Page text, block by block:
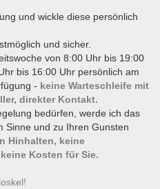
und wickle diese persönlich
und sicher.
von 8:00 Uhr bis 19:00
bis 16:00 Uhr persönlich am
- keine Warteschleife mit
direkter Kontakt.
bedürfen, werde ich das
Sinne und zu Ihren Gunsten
Hinhalten, keine
Kosten für Sie.